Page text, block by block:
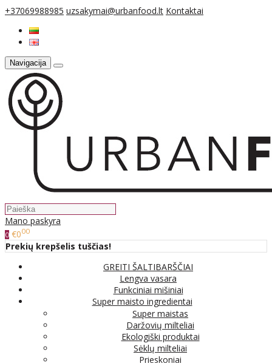
+37069988985 uzsakymai@urbanfood.lt Kontaktai
Navigacija
Mano paskyra
0 €000
Prekių krepšelis tuščias!
GREITI ŠALTIBARŠČIAI
Lengva vasara
Funkciniai mišiniai
Super maisto ingredientai
Super maistas
Daržovių milteliai
Ekologiški produktai
Sėklų milteliai
Prieskoniai